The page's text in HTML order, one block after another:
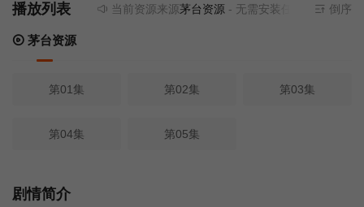
播放列表 当前资源来源茅台资源- 无需安装任何插件 倒序
茅台资源
第01集 第02集 第03集
第04集 第05集
剧情简介